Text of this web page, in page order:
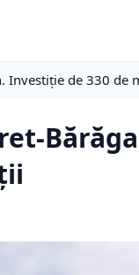
Investiție de 330